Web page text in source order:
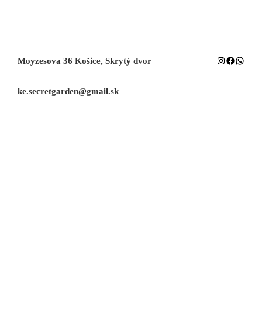
Moyzesova 36 Košice, Skrytý dvor Instagram
Facebook
ke.secretgarden@gmail.sk